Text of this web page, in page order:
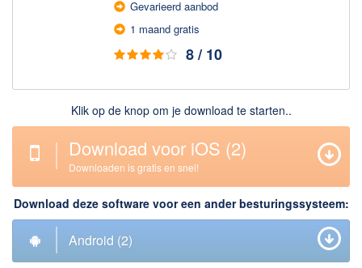
Onderhoud & Veiligheid
Computer opschonen
Veilig online
Productiviteit
Adresboek en contacten
Planning en organisatie
Gevarieerd aan­bod
1 maand gratis
8 / 10
Klik op de knop om je download te starten..
Download voor iOS (2)
Downloaden is gratis en snel!
Download deze software voor een ander besturingssysteem:
Android (2)